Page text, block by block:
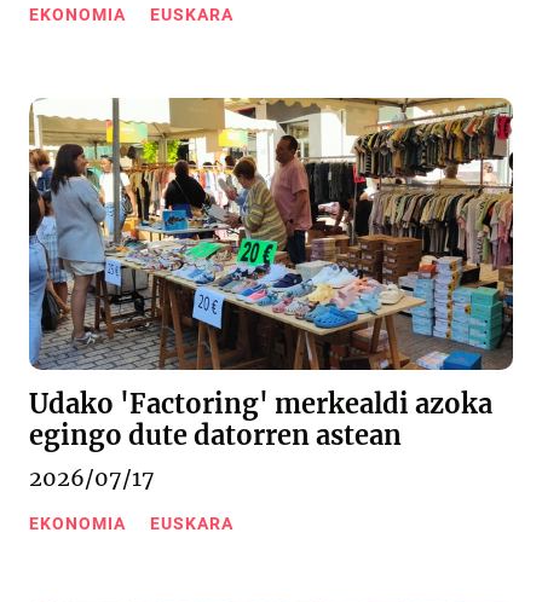
EKONOMIA EUSKARA
Udako 'Factoring' merkealdi azoka
egingo dute datorren astean
2026/07/17
EKONOMIA EUSKARA